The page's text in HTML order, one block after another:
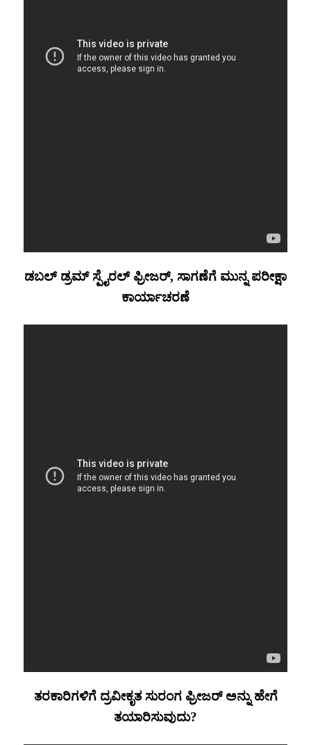
ಡಬಲ್ ಡ್ರಮ್ ಸ್ಪೈರಲ್ ಫ್ರೀಜರ್, ಸಾಗಣೆಗೆ ಮುನ್ನ ಪರೀಕ್ಷಾ
ಕಾರ್ಯಾಚರಣೆ
ತರಕಾರಿಗಳಿಗೆ ದ್ರವೀಕೃತ ಸುರಂಗ ಫ್ರೀಜರ್ ಅನ್ನು ಹೇಗೆ
ತಯಾರಿಸುವುದು?